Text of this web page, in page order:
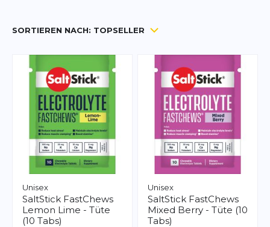
SORTIEREN NACH: TOPSELLER
Unisex
SaltStick FastChews
Lemon Lime - Tüte
(10 Tabs)
Unisex
SaltStick FastChews
Mixed Berry - Tüte (10
Tabs)